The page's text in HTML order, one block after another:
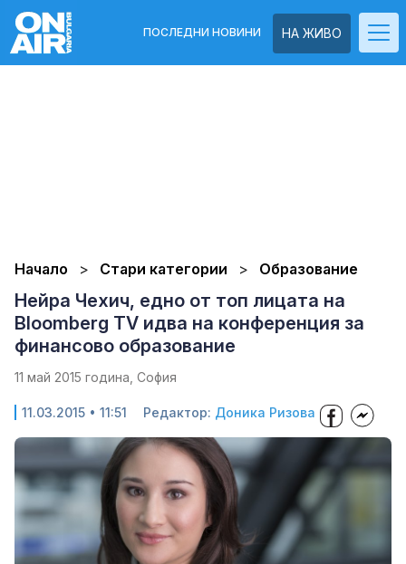
НА ЖИВО
ПОСЛЕДНИ НОВИНИ
Начало Стари категории Образование
Нейра Чехич, едно от топ лицата на
Bloomberg TV идва на конференция за
финансово образование
11 май 2015 година, София
11.03.2015 • 11:51 Редактор: Доника Ризова